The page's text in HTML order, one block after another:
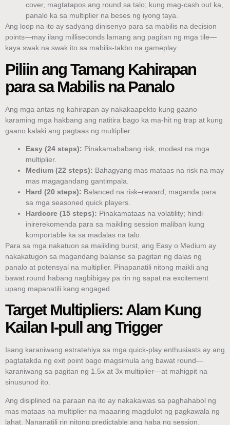
cover, magtatapos ang round sa talo; kung mag-cash out ka,
panalo ka sa multiplier na beses ng iyong taya.
Ang loop na ito ay sadyang dinisenyo para sa mabilis na decision
points—may ilang milliseconds lamang ang pagitan ng mga tile—
kaya swak na swak ito sa mabilis‑takbo na gameplay.
Piliin ang Tamang Kahirapan
para sa Mabilis na Panalo
Ang mga antas ng kahirapan ay nakakaapekto kung gaano
karaming mga hakbang ang natitira bago ka ma-hit ng trap at kung
gaano kalaki ang pagtaas ng multiplier:
Easy (24 steps): Pinakamababang risk, modest na mga
multiplier.
Medium (22 steps): Bahagyang mas mataas na risk na may
mas magagandang gantimpala.
Hard (20 steps): Balanced na risk–reward; maganda para
sa mga seasoned quick players.
Hardcore (15 steps): Pinakamataas na volatility; hindi
inirerekomenda para sa maikling session maliban kung
komportable ka sa madalas na talo.
Para sa mga nakatuon sa maiikling burst, ang Easy o Medium ay
nakakatugon sa magandang balanse sa pagitan ng dalas ng
panalo at potensyal na multiplier. Pinapanatili nitong maikli ang
bawat round habang nagbibigay pa rin ng sapat na excitement
upang mapanatili kang engaged.
Target Multipliers: Alam Kung
Kailan I-pull ang Trigger
Isang karaniwang estratehiya sa mga quick‑play enthusiasts ay ang
pagtatakda ng exit point bago magsimula ang bawat round—
karaniwang sa pagitan ng 1.5x at 3x multiplier—at mahigpit na
sinusunod ito.
Ang disiplined na paraan na ito ay nakakaiwas sa paghahabol ng
mas mataas na multiplier na maaaring magdulot ng pagkawala ng
lahat. Nananatili rin nitong predictable ang haba ng session.